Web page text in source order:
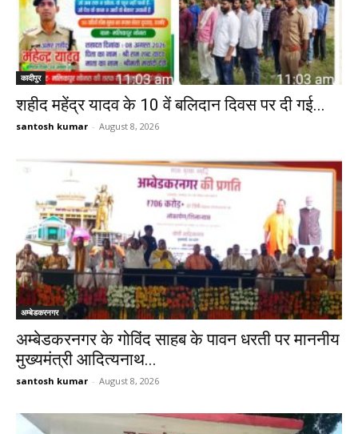
कादीपुर
शहीद महेंद्र यादव के 10 वें बलिदान दिवस पर दी गई...
santosh kumar - August 8, 2026
अम्बेडकरनगर
अम्बेडकरनगर के गोविंद साहब के पावन धरती पर माननीय
मुख्यमंत्री आदित्यनाथ...
santosh kumar - August 8, 2026